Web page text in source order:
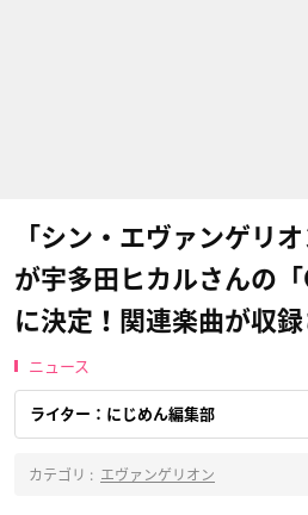
「シン・エヴァンゲリ
が宇多田ヒカルさんの
に決定！関連楽曲が収
ニュース
ライター：にじめん編集部
カテゴリ : エヴァンゲリオン